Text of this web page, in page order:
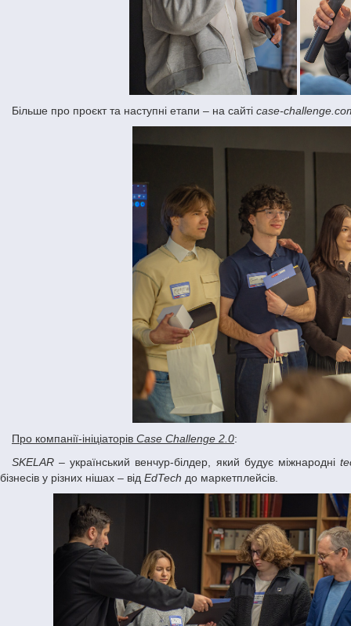
Більше про проєкт та наступні етапи – на сайті case-
Про компанії-ініціаторів Case Challenge 2.0:
SKELAR – український венчур-білдер, який будує міжнародні
бізнесів у різних нішах – від EdTech до маркетплейсів.